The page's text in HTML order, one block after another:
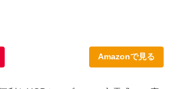
Amazonで見る